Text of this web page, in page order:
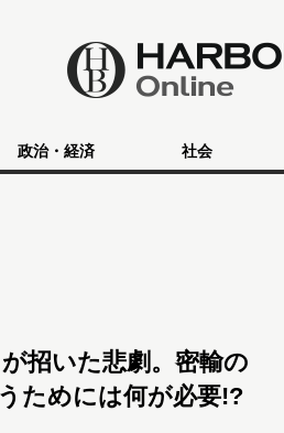
政治・経済 社会
招いた悲劇。密輸の
ためには何が必要!?